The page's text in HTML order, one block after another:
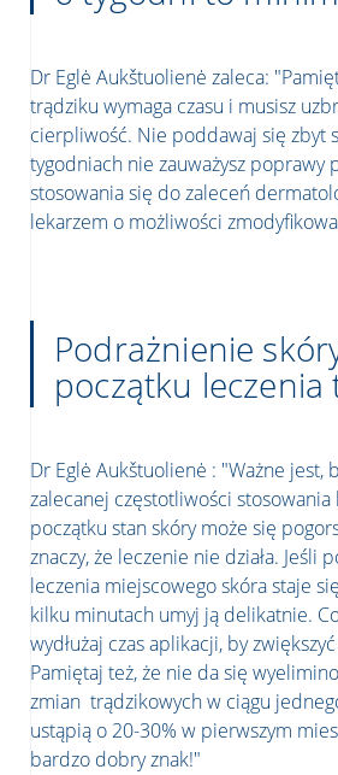
Dr Eglė Aukštuolienė zaleca:
trądziku wymaga czasu i musisz
cierpliwość. Nie poddawaj się zbyt
tygodniach nie zauważysz poprawy
stosowania się do zaleceń
lekarzem o możliwości
Podrażnienie
początku leczenia
Dr Eglė Aukštuolienė : "Ważne jest,
zalecanej częstotliwości stosowania
początku stan skóry może się
znaczy, że leczenie nie działa. Jeśli
leczenia miejscowego skóra staje
kilku minutach umyj ją delikatnie.
wydłużaj czas aplikacji, by
Pamiętaj też, że nie da się
zmian trądzikowych w ciągu
ustąpią o 20-30% w pierwszym
bardzo dobry znak!"